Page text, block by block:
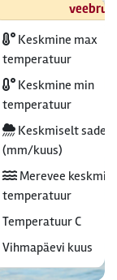
Keskmine max
temperatuur
Keskmine min
temperatuur
Keskmiselt
(mm/kuus)
Merevee
temperatuur
Temperatuur C
Vihmapäevi kuus